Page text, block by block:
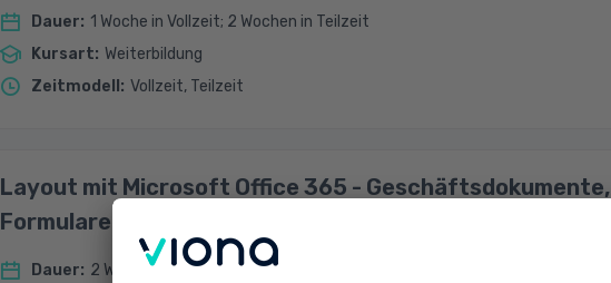
Dauer: 1 Woche in Vollzeit; 2 Wochen in Teilzeit
Kursart: Weiterbildung
Zeitmodell : Vollzeit, Teilzeit
Layout mit Microsoft Office 365 - Geschäftsdokumente,
Formulare und Drucksachen
Dauer: 2 Wochen in Vollzeit; 4 Wochen in Teilzeit